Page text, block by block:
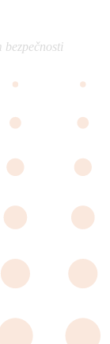
bezpečnosti